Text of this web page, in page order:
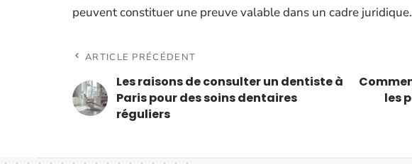
peuvent constituer une preuve valable dans un cadre juridique.
ARTICLE PRÉCÉDENT
Les raisons de consulter un dentiste à
Paris pour des soins dentaires
réguliers
les